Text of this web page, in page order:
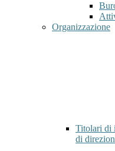
Organizzazione
Titolari di
di